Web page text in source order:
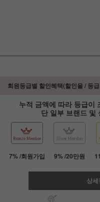
회원등급별 할인혜택(할인율 / 등
누적 금액에 따라 등급이
단 일부 브랜드 및
7% /회원가입 9% /20만원
상